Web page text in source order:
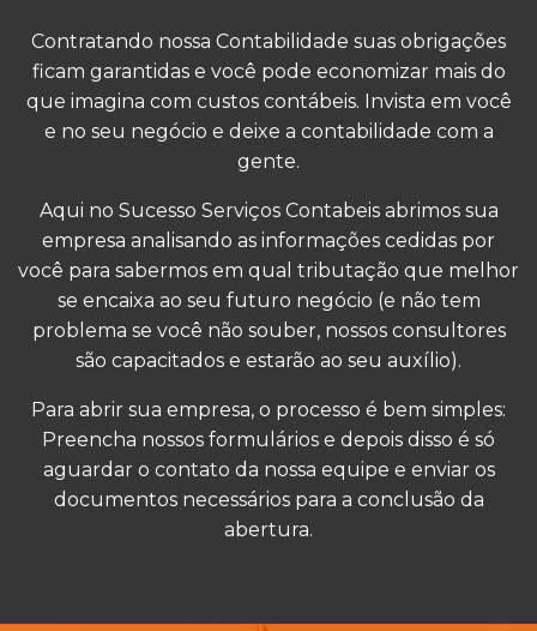
Contratando nossa Contabilidade suas obrigações
ficam garantidas e você pode economizar mais do
que imagina com custos contábeis. Invista em você
e no seu negócio e deixe a contabilidade com a
gente.
Aqui no Sucesso Serviços Contabeis abrimos sua
empresa analisando as informações cedidas por
você para sabermos em qual tributação que melhor
se encaixa ao seu futuro negócio (e não tem
problema se você não souber, nossos consultores
são capacitados e estarão ao seu auxílio).
Para abrir sua empresa, o processo é bem simples:
Preencha nossos formulários e depois disso é só
aguardar o contato da nossa equipe e enviar os
documentos necessários para a conclusão da
abertura.